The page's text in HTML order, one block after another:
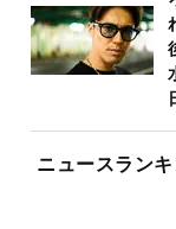
ニュースラン